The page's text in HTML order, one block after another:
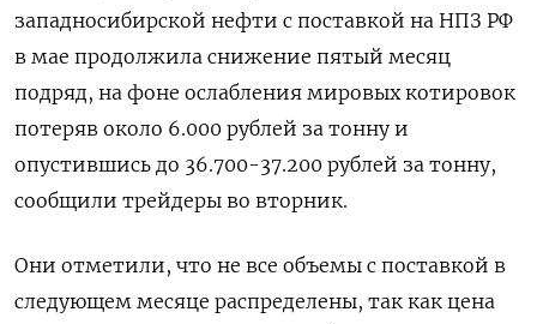
западносибирской нефти с поставкой на НПЗ РФ
в мае продолжила снижение пятый месяц
подряд, на фоне ослабления мировых котировок
потеряв около 6.000 рублей за тонну и
опустившись до 36.700-37.200 рублей за тонну,
сообщили трейдеры во вторник.
Они отметили, что не все объемы с поставкой в
следующем месяце распределены, так как цена